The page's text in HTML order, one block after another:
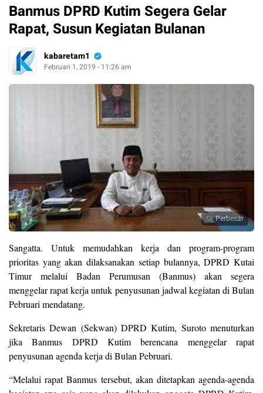
Banmus DPRD Kutim Segera Gelar
Rapat, Susun Kegiatan Bulanan
kabaretam1
Februari 1, 2019 - 11:26 am
Perbesar
Sangatta. Untuk memudahkan kerja dan program-program
prioritas yang akan dilaksanakan setiap bulannya, DPRD Kutai
Timur melalui Badan Perumusan (Banmus) akan segera
menggelar rapat kerja untuk penyusunan jadwal kegiatan di Bulan
Pebruari mendatang.
Sekretaris Dewan (Sekwan) DPRD Kutim, Suroto menuturkan
jika Banmus DPRD Kutim berencana menggelar rapat
penyusunan agenda kerja di Bulan Pebruari.
“Melalui rapat Banmus tersebut, akan ditetapkan agenda-agenda